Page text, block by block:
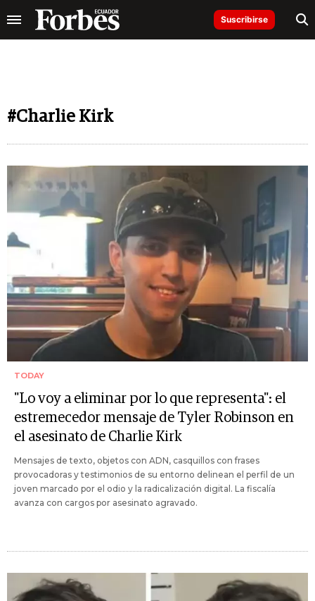
Suscribirse
#Charlie Kirk
TODAY
"Lo voy a eliminar por lo que representa": el
estremecedor mensaje de Tyler Robinson en
el asesinato de Charlie Kirk
Mensajes de texto, objetos con ADN, casquillos con frases
provocadoras y testimonios de su entorno delinean el perfil de un
joven marcado por el odio y la radicalización digital. La fiscalía
avanza con cargos por asesinato agravado.